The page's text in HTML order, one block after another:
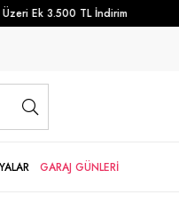
Ek 3.500 TL İndirim
GARAJ GÜNLERİ